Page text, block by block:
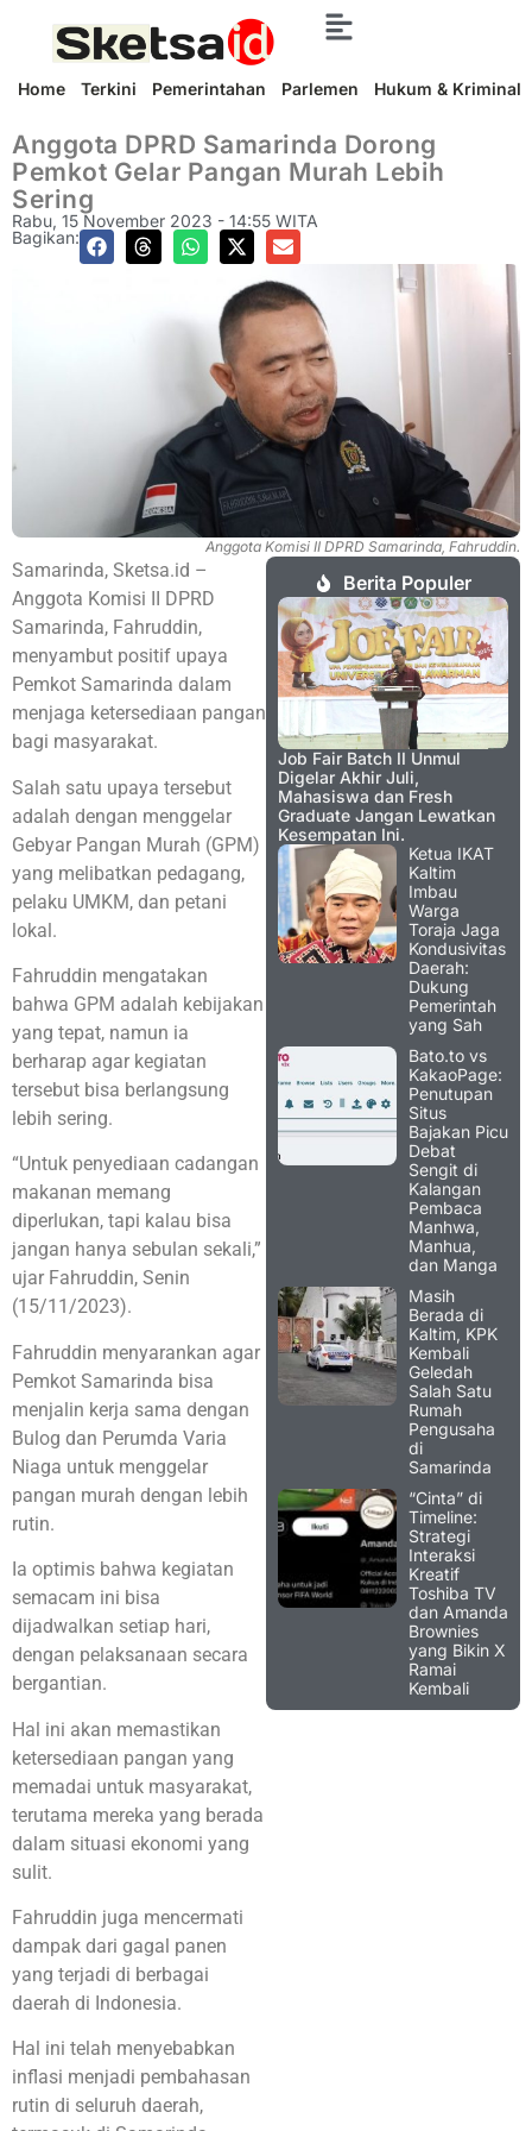
Home Terkini Pemerintahan Parlemen Hukum & Kriminal
Anggota DPRD Samarinda Dorong
Pemkot Gelar Pangan Murah Lebih
Sering
Rabu, 15 November 2023 - 14:55 WITA
Bagikan:
Anggota Komisi II DPRD Samarinda, Fahruddin.
Samarinda, Sketsa.id –
Anggota Komisi II DPRD
Samarinda, Fahruddin,
menyambut positif upaya
Pemkot Samarinda dalam
menjaga ketersediaan pangan
bagi masyarakat.
Salah satu upaya tersebut
adalah dengan menggelar
Gebyar Pangan Murah (GPM)
yang melibatkan pedagang,
pelaku UMKM, dan petani
lokal.
Fahruddin mengatakan
bahwa GPM adalah kebijakan
yang tepat, namun ia
berharap agar kegiatan
tersebut bisa berlangsung
lebih sering.
“Untuk penyediaan cadangan
makanan memang
diperlukan, tapi kalau bisa
jangan hanya sebulan sekali,”
ujar Fahruddin, Senin
(15/11/2023).
Fahruddin menyarankan agar
Pemkot Samarinda bisa
menjalin kerja sama dengan
Bulog dan Perumda Varia
Niaga untuk menggelar
pangan murah dengan lebih
rutin.
Ia optimis bahwa kegiatan
semacam ini bisa
dijadwalkan setiap hari,
dengan pelaksanaan secara
bergantian.
Hal ini akan memastikan
ketersediaan pangan yang
memadai untuk masyarakat,
terutama mereka yang berada
dalam situasi ekonomi yang
sulit.
Fahruddin juga mencermati
dampak dari gagal panen
yang terjadi di berbagai
daerah di Indonesia.
Hal ini telah menyebabkan
inflasi menjadi pembahasan
rutin di seluruh daerah,
Berita Populer
Job Fair Batch II Unmul
Digelar Akhir Juli,
Mahasiswa dan Fresh
Graduate Jangan Lewatkan
Kesempatan Ini.
Ketua IKAT
Kaltim
Imbau
Warga
Toraja Jaga
Kondusivitas
Daerah:
Dukung
Pemerintah
yang Sah
Bato.to vs
KakaoPage:
Penutupan
Situs
Bajakan Picu
Debat
Sengit di
Kalangan
Pembaca
Manhwa,
Manhua,
dan Manga
Masih
Berada di
Kaltim, KPK
Kembali
Geledah
Salah Satu
Rumah
Pengusaha
di
Samarinda
“Cinta” di
Timeline:
Strategi
Interaksi
Kreatif
Toshiba TV
dan Amanda
Brownies
yang Bikin X
Ramai
Kembali